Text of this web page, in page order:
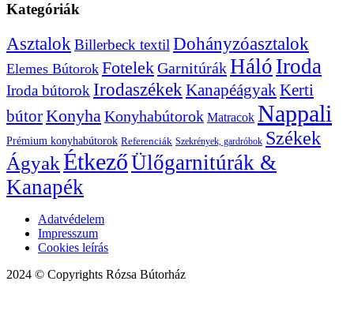
Kategóriák
Asztalok Billerbeck textil Dohányzóasztalok
Elemes Bútorok FotelekGarnitúrákHáló Iroda
Iroda bútorok Irodaszékek Kanapéágyak Kerti
bútorKonyha Konyhabútorok Matracok Nappali
Prémium konyhabútorok Referenciák Szekrények, gardróbok Székek
ÁgyakÉtkezőÜlőgarnitúrák &
Kanapék
Adatvédelem
Impresszum
Cookies leírás
2024 © Copyrights Rózsa Bútorház